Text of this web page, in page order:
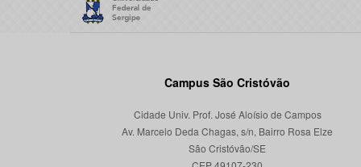
Campus São Cristóvão
Cidade Univ. Prof. José Aloísio de Campos
Av. Marcelo Deda Chagas, s/n, Bairro Rosa Elze
São Cristóvão/SE